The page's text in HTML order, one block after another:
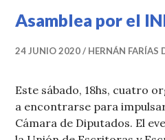
Asamblea por el
24 JUNIO 2020 HERNÁN FARÍAS
Este sábado, 18hs, cuatro
a encontrarse para
Cámara de Diputados. El